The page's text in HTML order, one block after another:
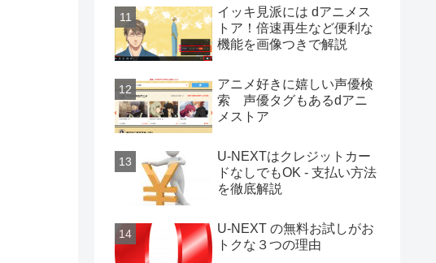
イッキ見派には dアニメス
トア！倍速再生など便利な
機能を画像つきで解説
アニメ好きに嬉しい声優検
索 声優タグもあるdアニ
メストア
U-NEXTはクレジットカー
ドなしでもOK - 支払い方法
を徹底解説
U-NEXT の無料お試しがお
トクな３つの理由